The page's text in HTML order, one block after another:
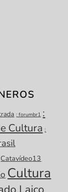
: forumbr1 :
Cultura :
Catavídeo13
Cultura